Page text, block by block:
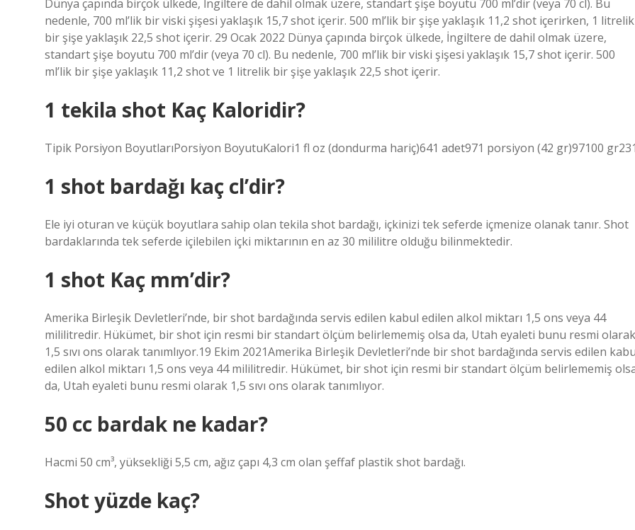
Dünya çapında birçok ülkede, İngiltere de dahil olmak üzere, standart şişe boyutu 700 ml’dir (veya 70 cl). Bu
nedenle, 700 ml’lik bir viski şişesi yaklaşık 15,7 shot içerir. 500 ml’lik bir şişe yaklaşık 11,2 shot içerirken, 1 litrelik
bir şişe yaklaşık 22,5 shot içerir. 29 Ocak 2022 Dünya çapında birçok ülkede, İngiltere de dahil olmak üzere,
standart şişe boyutu 700 ml’dir (veya 70 cl). Bu nedenle, 700 ml’lik bir viski şişesi yaklaşık 15,7 shot içerir. 500
ml’lik bir şişe yaklaşık 11,2 shot ve 1 litrelik bir şişe yaklaşık 22,5 shot içerir.
1 tekila shot Kaç Kaloridir?
Tipik Porsiyon BoyutlarıPorsiyon BoyutuKalori1 fl oz (dondurma hariç)641 adet971 porsiyon (42 gr)97100
1 shot bardağı kaç cl’dir?
Ele iyi oturan ve küçük boyutlara sahip olan tekila shot bardağı, içkinizi tek seferde içmenize olanak tanır. Shot
bardaklarında tek seferde içilebilen içki miktarının en az 30 mililitre olduğu bilinmektedir.
1 shot Kaç mm’dir?
Amerika Birleşik Devletleri’nde, bir shot bardağında servis edilen kabul edilen alkol miktarı 1,5 ons veya 44
mililitredir. Hükümet, bir shot için resmi bir standart ölçüm belirlememiş olsa da, Utah eyaleti bunu resmi olarak
1,5 sıvı ons olarak tanımlıyor.19 Ekim 2021Amerika Birleşik Devletleri’nde bir shot bardağında servis edilen
edilen alkol miktarı 1,5 ons veya 44 mililitredir. Hükümet, bir shot için resmi bir standart ölçüm belirlememiş
da, Utah eyaleti bunu resmi olarak 1,5 sıvı ons olarak tanımlıyor.
50 cc bardak ne kadar?
Hacmi 50 cm³, yüksekliği 5,5 cm, ağız çapı 4,3 cm olan şeffaf plastik shot bardağı.
Shot yüzde kaç?